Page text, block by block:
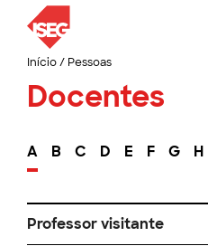
Início/ Pessoas
Docentes
A B C D E F G H
Professor visitante